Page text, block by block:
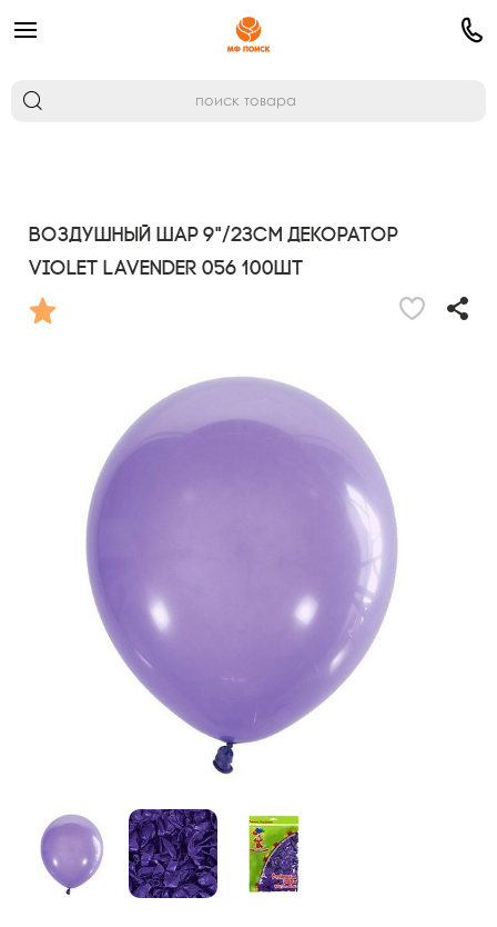
Воздушный шар 9"/23см Декоратор
VIOLET LAVENDER 056 100шт